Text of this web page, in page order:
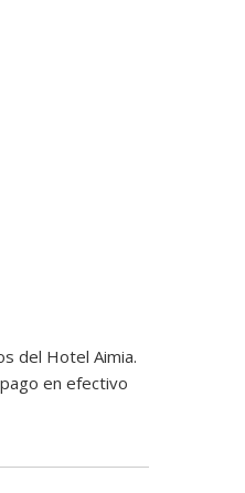
del Hotel Aimia.
en efectivo